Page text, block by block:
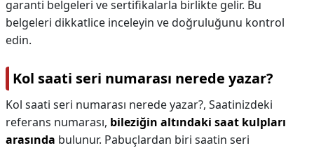
garanti belgeleri ve sertifikalarla birlikte gelir. Bu
belgeleri dikkatlice inceleyin ve doğruluğunu kontrol
edin.
Kol saati seri numarası nerede yazar?
Kol saati seri numarası nerede yazar?, Saatinizdeki
referans numarası, bileziğin altındaki saat kulpları
arasında bulunur. Pabuçlardan biri saatin seri